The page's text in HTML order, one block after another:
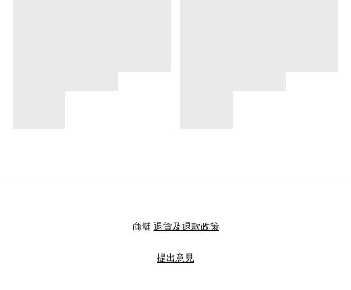
商舖 退貨及退款政策
提出意見